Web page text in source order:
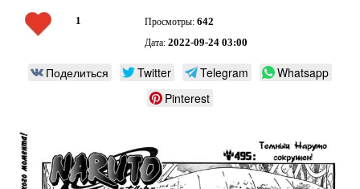
1 Просмотры: 642
Дата: 2022-09-24 03:00
Поделиться Twitter Telegram
Whatsapp
Pinterest